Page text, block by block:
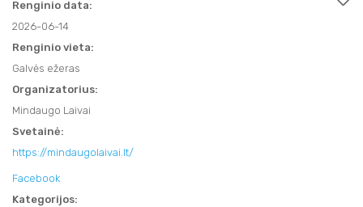
INFORMACIJA VERSLUI
Renginio data:
2026-06-14
Renginio vieta:
Galvės ežeras
Organizatorius:
Mindaugo Laivai
Svetainė:
https://mindaugolaivai.lt/
Facebook
Kategorijos:
FILMAI
KITI
KALĖDINIAI RENGINIAI
TRAKAI JUMS
KAVINĖS IR RESTORANAI
KONFERENCIJŲ ORGANIZAVIMAS
TRAKIEČIO KORTELĖ
STOVYKLOS